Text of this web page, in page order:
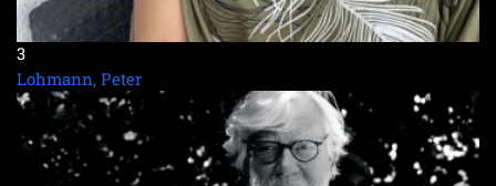
3
Lohmann, Peter